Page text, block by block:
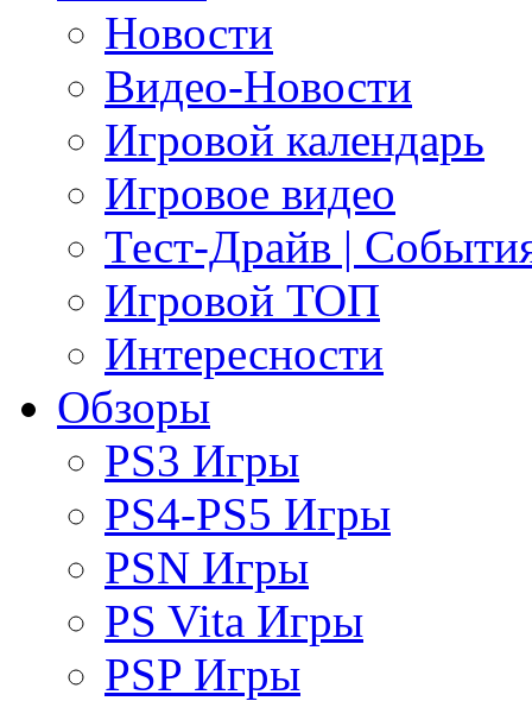
Новости
Видео-Новости
Игровой календарь
Игровое видео
Тест-Драйв |
Игровой ТОП
Интересности
Обзоры
PS3 Игры
PS4-PS5 Игры
PSN Игры
PS Vita Игры
PSP Игры